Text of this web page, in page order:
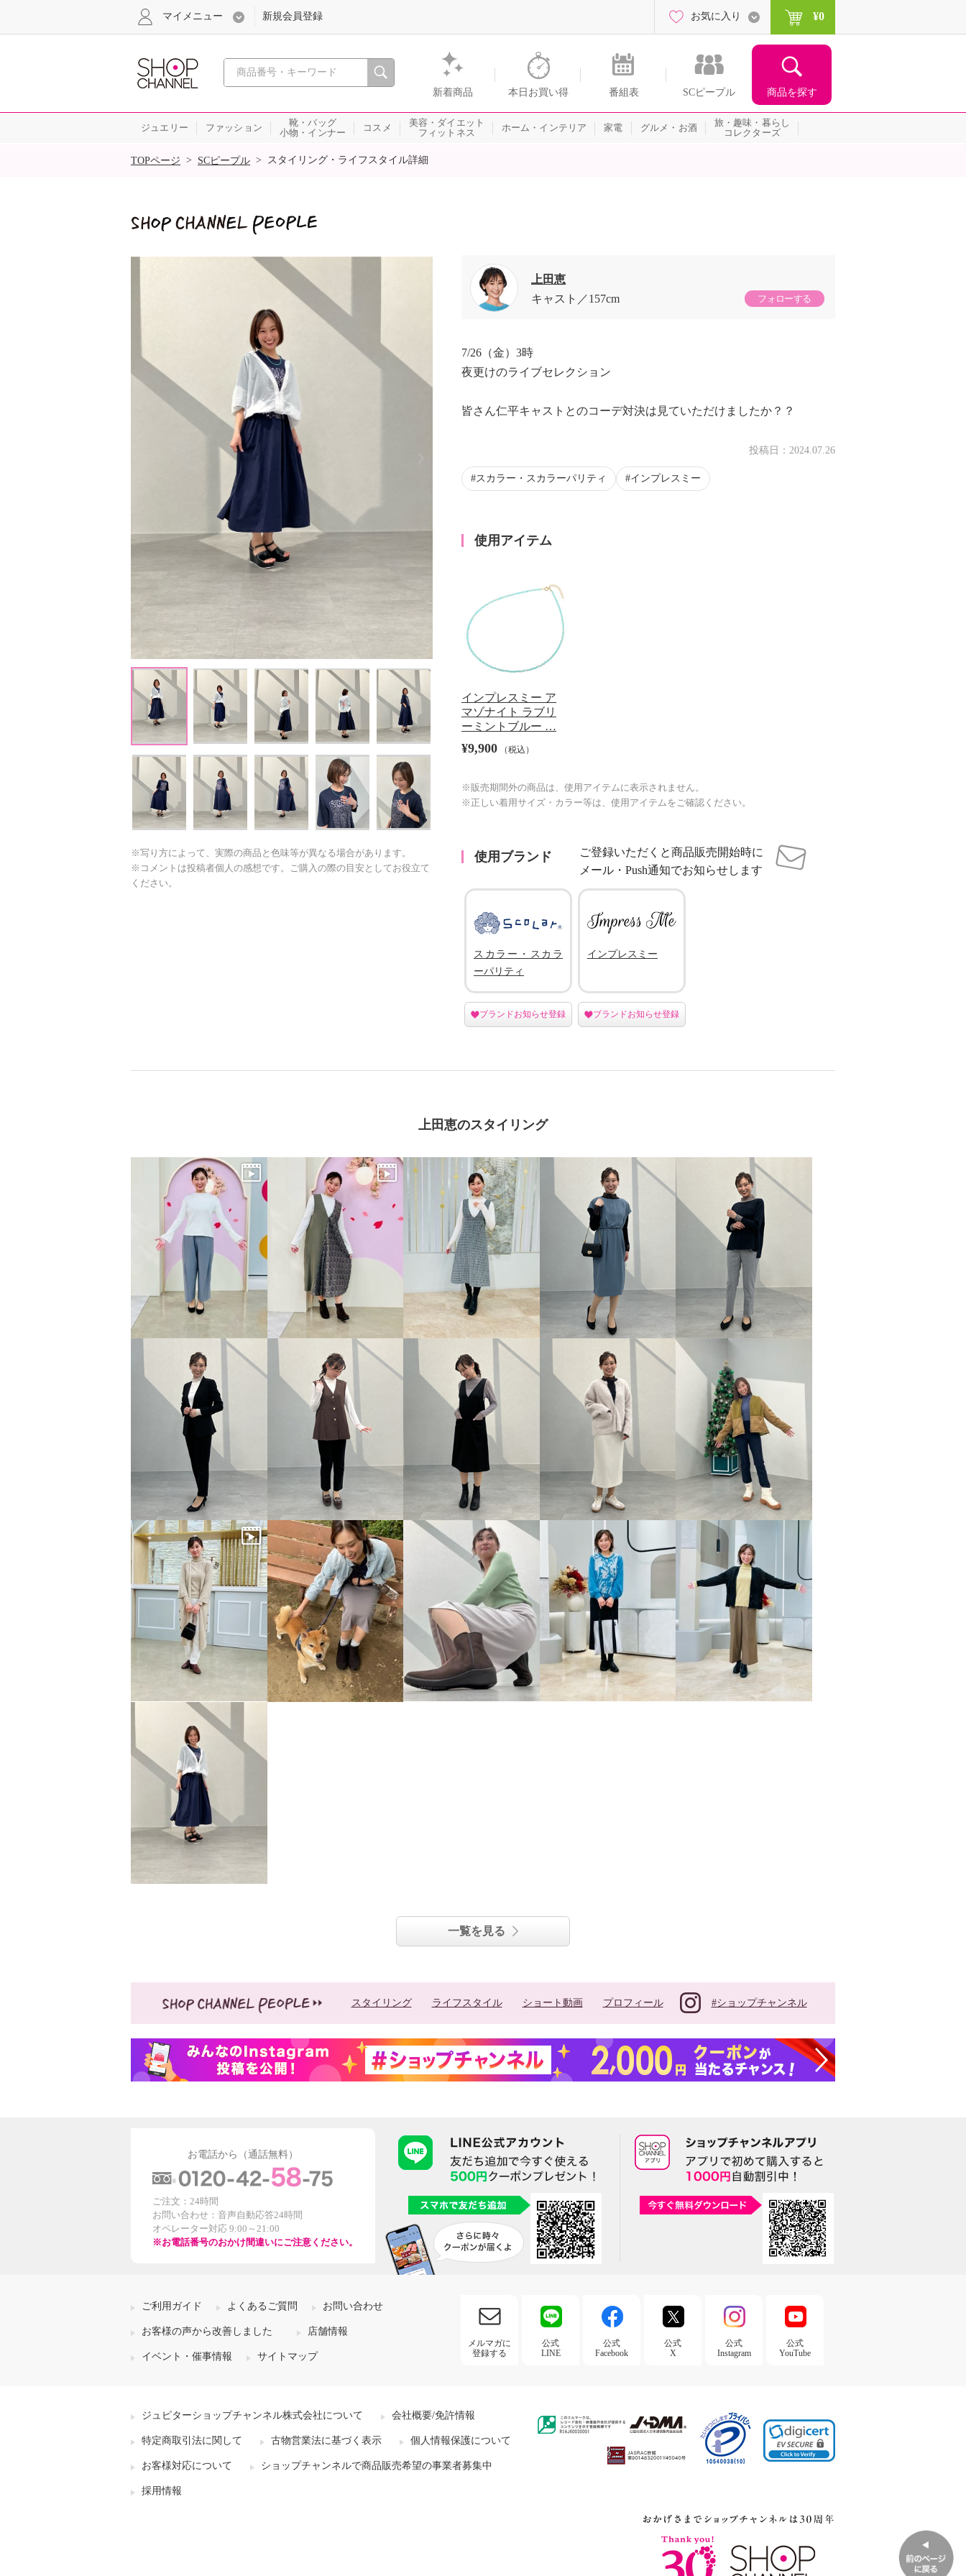
心おどる、瞬間を。通販・テレビショッピングのショップチャンネル
新着商品 本日お買い得 番組表 SCピープル 商品を探す
マイメニュー 新規会員登録 お気に入り ¥0
ジュエリー ファッション
靴・バッグ
小物・インナー
コスメ
美容・ダイエット
フィットネス
ホーム・インテリア 家電 グルメ・お酒
旅・趣味・暮らし
コレクターズ
SALE
TOPページ > SCピープル > スタイリング・ライフスタイル詳細
※写り方によって、実際の商品と色味等が異なる場合があります。
※コメントは投稿者個人の感想です。ご購入の際の目安としてお役立て
ください。
上田恵
キャスト
157cm フォローする
7/26（金）3時
夜更けのライブセレクション
皆さん仁平キャストとのコーデ対決は見ていただけましたか？？
投稿日： 2024.07.26
スカラー・スカラーパリティ インプレスミー
使用アイテム
インプレスミー ア
マゾナイト ラブリ
ーミントブルー …
¥9,900 （税込）
※販売期間外の商品は、使用アイテムに表示されません。
※正しい着用サイズ・カラー等は、使用アイテムをご確認ください。
使用ブランド
ご登録いただくと商品販売開始時に
メール・Push通知でお知らせします
スカラー・スカラ
ーパリティ
ブランドお知らせ登録
インプレスミー
ブランドお知らせ登録
上田恵のスタイリング
一覧を見る
スタイリング ライフスタイル ショート動画 プロフィール #ショップチャンネル
お電話から（通話無料）
ご注文：24時間
お問い合わせ：音声自動応答24時間
オペレーター対応 9:00～21:00
※お電話番号のおかけ間違いにご注意ください。
ご利用ガイド よくあるご質問 お問い合わせ
お客様の声から改善しました 店舗情報
イベント・催事情報 サイトマップ
メルマガに
登録する
公式
LINE
公式
Facebook
公式
X
公式
Instagram
公式
YouTube
ジュピターショップチャンネル株式会社について 会社概要/免許情報
特定商取引法に関して 古物営業法に基づく表示 個人情報保護について
お客様対応について ショップチャンネルで商品販売希望の事業者募集中
採用情報